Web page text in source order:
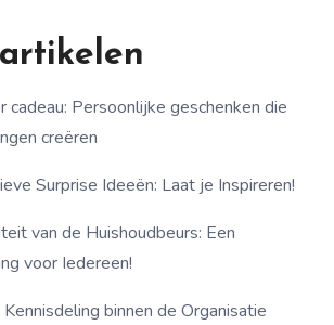
cadeau: Persoonlijke geschenken die
creëren
Surprise Ideeën: Laat je Inspireren!
van de Huishoudbeurs: Een
voor Iedereen!
binnen de Organisatie